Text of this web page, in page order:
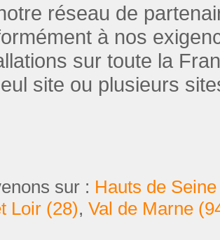
réseau de
à nos
sur toute la
site ou plusieurs
sur : Hauts de
Loir (28), Val de Marne